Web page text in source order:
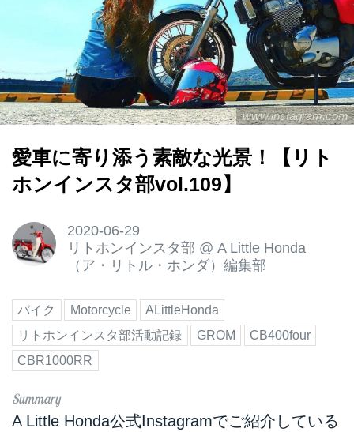
www.instagram.com
愛車に寄り添う素敵な光景！【リト
ホンインスタ部vol.109】
2020-06-29
リトホンインスタ部 @ A Little Honda
（ア・リトル・ホンダ）編集部
バイク Motorcycle
ALittleHonda
リトホンインスタ部活動記録
GROM
CB400four
CBR1000RR
A Little Honda公式Instagramでご紹介している